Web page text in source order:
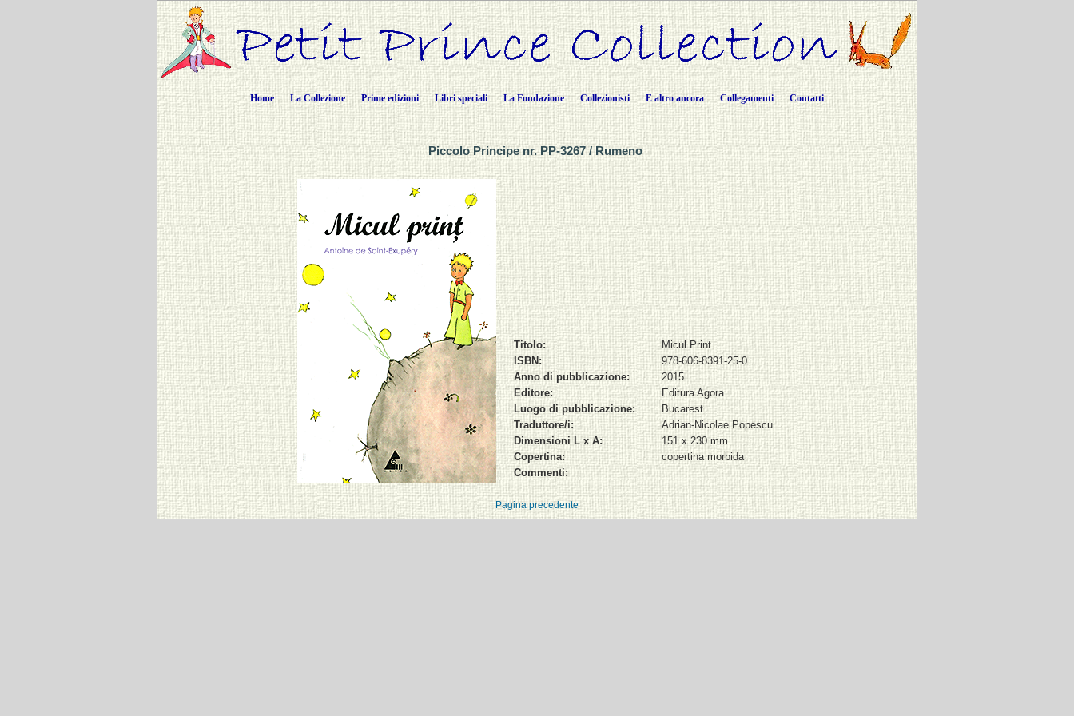
Home La Collezione Prime edizioni Libri speciali La Fondazione Collezionisti E altro ancora Collegamenti Contatti
Piccolo Principe nr. PP-3267 / Rumeno
Titolo:
Micul Print
ISBN:
978-606-8391-25-0
Anno di pubblicazione:
2015
Editore:
Editura Agora
Luogo di pubblicazione:
Bucarest
Traduttore/i:
Adrian-Nicolae Popescu
Dimensioni L x A:
151 x 230 mm
Copertina:
copertina morbida
Commenti:
Pagina precedente